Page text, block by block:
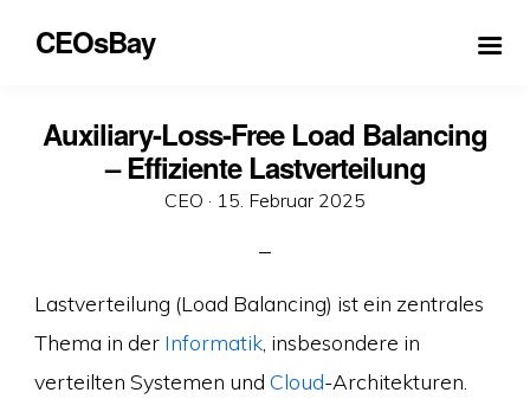
CEOsBay
Auxiliary-Loss-Free Load Balancing
– Effiziente Lastverteilung
CEO · Veröffentlicht
15. Februar 2025
Lastverteilung (Load Balancing) ist ein zentrales
Thema in der Informatik, insbesondere in
verteilten Systemen und Cloud-Architekturen.